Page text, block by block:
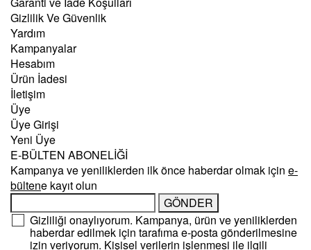
Gizlilik Ve Güvenlik
Yardım
Kampanyalar
Hesabım
Ürün İadesi
İletişim
Üye
Üye Girişi
Yeni Üye
E-BÜLTEN ABONELİĞİ
Kampanya ve yeniliklerden ilk önce haberdar olmak için e-
bültene kayıt olun
GÖNDER
Gizliliği onaylıyorum. Kampanya, ürün ve yeniliklerden
haberdar edilmek için tarafıma e-posta gönderilmesine
izin veriyorum. Kişisel verilerin işlenmesi ile ilgili